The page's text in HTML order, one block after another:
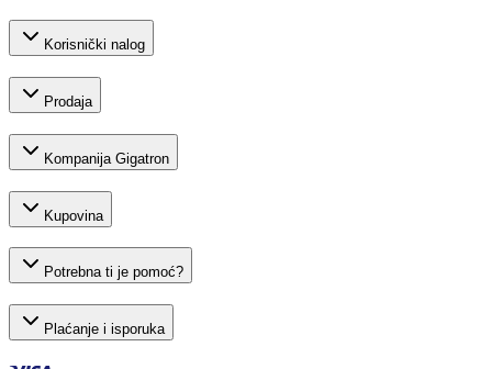
Korisnički nalog
Prodaja
Kompanija Gigatron
Kupovina
Potrebna ti je pomoć?
Plaćanje i isporuka